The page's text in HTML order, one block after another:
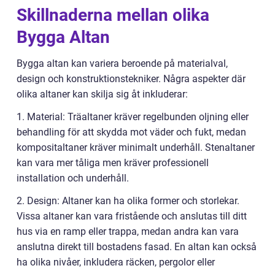
Skillnaderna mellan olika
Bygga Altan
Bygga altan kan variera beroende på materialval,
design och konstruktionstekniker. Några aspekter där
olika altaner kan skilja sig åt inkluderar:
1. Material: Träaltaner kräver regelbunden oljning eller
behandling för att skydda mot väder och fukt, medan
kompositaltaner kräver minimalt underhåll. Stenaltaner
kan vara mer tåliga men kräver professionell
installation och underhåll.
2. Design: Altaner kan ha olika former och storlekar.
Vissa altaner kan vara fristående och anslutas till ditt
hus via en ramp eller trappa, medan andra kan vara
anslutna direkt till bostadens fasad. En altan kan också
ha olika nivåer, inkludera räcken, pergolor eller